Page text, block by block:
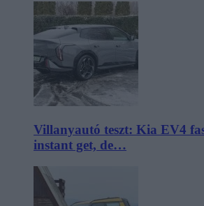
Villanyautó teszt: Kia EV4
instant get, de…